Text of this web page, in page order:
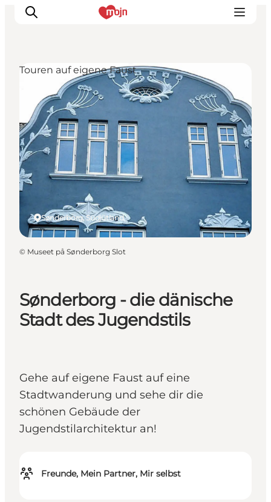
Erlebnisse
Städte und Regionen
Events
Übernachtung
Plane deine Reise
Booking
Sønderborg - die dänische
Stadt des Jugendstils
Gehe auf eigene Faust auf eine
Stadtwanderung und sehe dir die
schönen Gebäude der
Jugendstilarchitektur an!
Freunde, Mein Partner, Mir selbst
Sønderborg, Südjütland
Touren auf eigene Faust
© Museet på Sønderborg Slot